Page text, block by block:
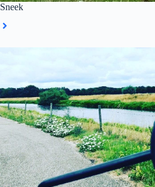
Sneek